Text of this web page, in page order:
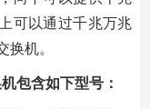
可以通过千兆万兆
机。
包含如下型号：